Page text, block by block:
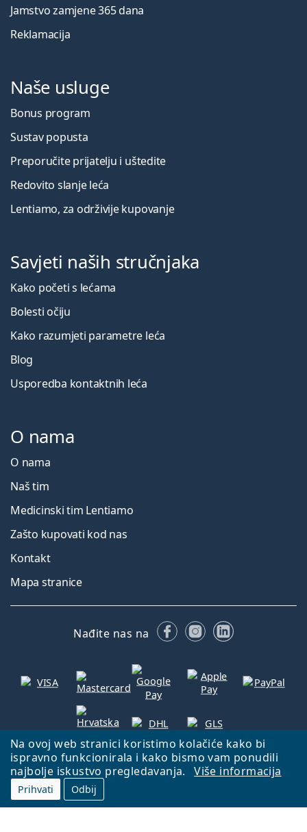
Na ovoj web stranici koristimo kolačiće kako bi
ispravno funkcionirala i kako bismo vam ponudili
najbolje iskustvo pregledavanja.
Više informacija
Prihvati Odbij
Jamstvo zamjene 365 dana
Reklamacija
Naše usluge
Bonus program
Sustav popusta
Preporučite prijatelju i uštedite
Redovito slanje leća
Lentiamo, za održivije kupovanje
Savjeti naših stručnjaka
Kako početi s lećama
Bolesti očiju
Kako razumjeti parametre leća
Blog
Usporedba kontaktnih leća
O nama
O nama
Naš tim
Medicinski tim Lentiamo
Zašto kupovati kod nas
Kontakt
Mapa stranice
Nađite nas na FacebookuInstagramu
LinkedIn
Natrag na početnu stranicu
Idi gore
Lentiamo.hr je u vlasništvu i upravljanju tvrtke Lentiamo s.r.o., Češka
Republika